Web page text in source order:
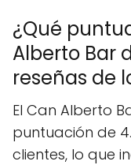
¿Qué
Alberto Bar
reseñas de
El Can Alberto
puntuación de
clientes, lo que